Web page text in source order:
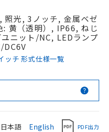
照光, 3ノッチ, 金属ベゼ
黄（透明）, IP66, ねじ
ニット/NC, LEDランプ
DC6V
ッチ 形式仕様一覧
日本語 English PDF出力